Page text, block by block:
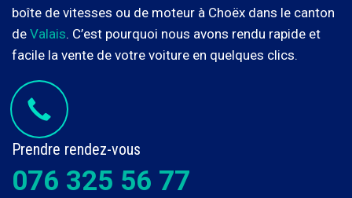
boîte de vitesses ou de moteur à Choëx dans le canton
de Valais. C’est pourquoi nous avons rendu rapide et
facile la vente de votre voiture en quelques clics.
Prendre rendez-vous
076 325 56 77